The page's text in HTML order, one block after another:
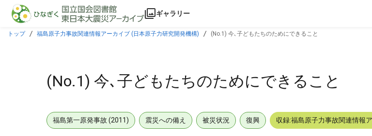
本文に飛ぶ
ギャラリー
トップ 福島原子力事故関連情報アーカイブ (日本原子力研究開発機構) (No.1) 今､子どもたちのためにできること
(No.1) 今､子どもたちのためにできること
福島第一原発事故 (2011) 震災への備え 被災状況 復興 収録:福島原子力事故関連情報